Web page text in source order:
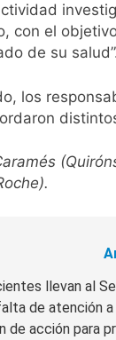
con el
de su
los
llevan al
de atención a
de acción para